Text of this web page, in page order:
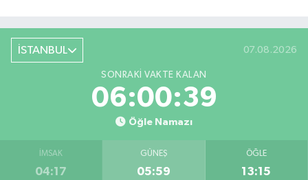
İSTANBUL 07.08.2026
SONRAKI VAKTE KALAN
06:00:39
Öğle Namazı
İMSAK
04:17
GÜNEŞ
05:59
ÖĞLE
13:15